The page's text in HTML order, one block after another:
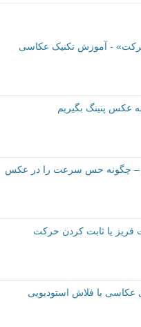
حرکت» - آموزش تکنیک عکاسی
عکس پنینگ بگیریم
ماتی حرکت یا Motion blur – چگونه حس سرعت را در عکس
فریز یا ثابت کردن حرکت
عکاسی با فلاش استودیویی